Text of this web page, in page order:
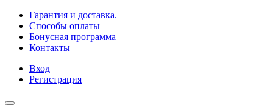
Гарантия и доставка.
Способы оплаты
Бонусная программа
Контакты
Вход
Регистрация